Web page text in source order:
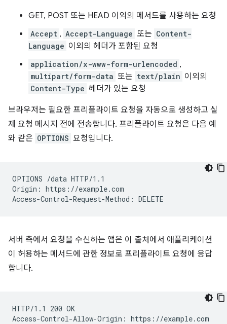
GET, POST 또는 HEAD 이외의 메서드를 사용하는 요청
Accept , Accept-Language 또는 Content-
Language 이외의 헤더가 포함된 요청
application/x-www-form-urlencoded ,
multipart/form-data 또는 text/plain 이외의
Content-Type 헤더가 있는 요청
브라우저는 필요한 프리플라이트 요청을 자동으로 생성하고 실
제 요청 메시지 전에 전송합니다. 프리플라이트 요청은 다음 예
와 같은 OPTIONS 요청입니다.
OPTIONS /data HTTP/1.1
Origin: https://example.com
서버 측에서 요청을 수신하는 앱은 이 출처에서 애플리케이션
이 허용하는 메서드에 관한 정보로 프리플라이트 요청에 응답
합니다.
HTTP/1.1 200 OK
Access-Control-Allow-Origin: https://example.com